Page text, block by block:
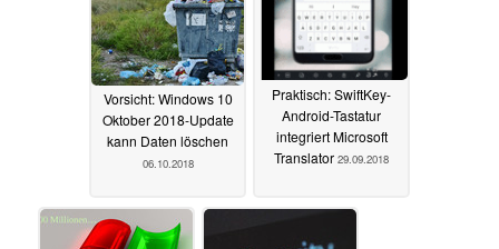
Vorsicht: Windows 10
Oktober 2018-Update
kann Daten löschen
06.10.2018
Praktisch: SwiftKey-
Android-Tastatur
integriert Microsoft
Translator 29.09.2018